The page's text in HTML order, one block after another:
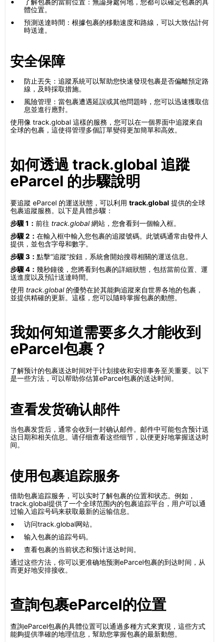
了解包裹的當前位置：無論身處何地，您都可以確定包裹的具
體位置。
預測送達時間：根據包裹的移動速度和路線，可以大致估計何
時送達。
安全保障
防止丟失：追蹤系統可以幫助您快速發現包裹是否偏離預定路
線，及時採取措施。
風險管理：當包裹遭遇延誤或其他問題時，您可以迅速獲取信
息並進行應對。
使用像 track.global 這樣的服務，您可以在一個界面中追蹤來自
全球的包裹，這使得管理多個訂單變得更加簡單和高效。
如何透過 track.global 追蹤
eParcel 的步驟說明
要追蹤 eParcel 的運送狀態，可以利用 track.global 提供的全球
包裹追蹤服務。以下是具體步驟：
步驟 1： 前往 track.global網站，您會看到一個輸入框。
步驟 2： 在輸入框中輸入您包裹的追蹤號碼。此號碼通常由發件人
提供，並包含字母和數字。
步驟 3： 點擊“追蹤”按鈕，系統會開始搜尋相關的運送信息。
步驟 4： 幾秒鐘後，您將看到包裹的詳細狀態，包括當前位置、運
送進度以及預計送達時間。
使用 track.global的優勢在於其能夠追蹤來自世界各地的包裹，
並提供精確的更新。這樣，您可以隨時掌握包裹的動態。
我如何知道需要多久才能收到
eParcel包裹？
了解预计的包裹送达时间对于计划接收和安排事务至关重要。以下
是一些方法，可以帮助你估算eParcel包裹的送达时间。
查看发货确认邮件
当包裹发货后，通常会收到一封确认邮件。邮件中可能包含预计送
达日期和相关信息。请仔细查看这些细节，以便更好地掌握送达时
间。
使用包裹追踪服务
借助包裹追踪服务，可以实时了解包裹的位置和状态。例如，
track.global提供了一个全球范围内的包裹追踪平台，用户可以通
过输入追踪号码来获取最新的运输信息。
访问track.global网站。
输入包裹的追踪号码。
查看包裹的当前状态和预计送达时间。
通过这些方法，你可以更准确地预测eParcel包裹的到达时间，从
而更好地安排接收。
查詢包裹eParcel的位置
查詢eParcel包裹的具體位置可以通過多種方式來實現，這些方式
能夠提供準確的地理信息，幫助您掌握包裹的最新動態。